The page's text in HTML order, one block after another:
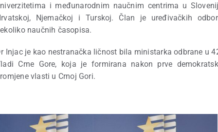
i međunarodnim naučnim centrima u
Njemačkoj i Turskoj. Član je uređivačkih
naučnih časopisa.
Injac je kao nestranačka ličnost bila ministarka odbrane u
Crne Gore, koja je formirana nakon prve
vlasti u Crnoj Gori.